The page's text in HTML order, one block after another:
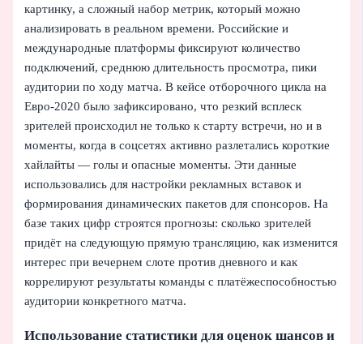
картинку, а сложный набор метрик, который можно
анализировать в реальном времени. Российские и
международные платформы фиксируют количество
подключений, среднюю длительность просмотра, пики
аудитории по ходу матча. В кейсе отборочного цикла на
Евро-2020 было зафиксировано, что резкий всплеск
зрителей происходил не только к старту встречи, но и в
моменты, когда в соцсетях активно разлетались короткие
хайлайты — голы и опасные моменты. Эти данные
использовались для настройки рекламных вставок и
формирования динамических пакетов для спонсоров. На
базе таких цифр строятся прогнозы: сколько зрителей
придёт на следующую прямую трансляцию, как изменится
интерес при вечернем слоте против дневного и как
коррелируют результаты команды с платёжеспособностью
аудитории конкретного матча.
Использование статистики для оценок шансов и